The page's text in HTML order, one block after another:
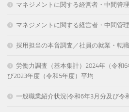
マネジメントに関する経営者・中間管
マネジメントに関する経営者・中間管
採用担当の本音調査／社員の就業・転
労働力調査（基本集計）2024年（令和
び2023年度（令和5年度）平均
一般職業紹介状況(令和6年3月分及び令